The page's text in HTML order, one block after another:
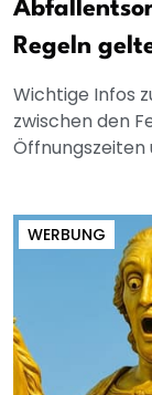
Regeln
Wichtige Infos
zwischen den
Öffnungszeiten
WERBUNG